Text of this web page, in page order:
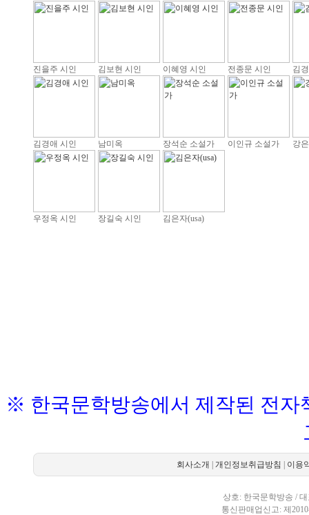
진을주 시인 김보현 시인 이혜영 시인 전종문 시인 김
김경애 시인 남미옥 장석순 소설가 이인규 소설가 강
우정옥 시인 장길숙 시인 김은자(usa)
※ 한국문학방송에서 제작된 전자
회사소개 개인정보취급방침 이용
상호: 한국문학방송 /
통신판매업신고: 제